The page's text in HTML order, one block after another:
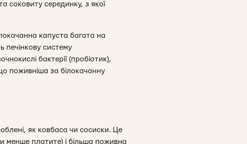
соковиту серединку, з якої
капуста багата на
печінкову систему
бактерії (пробіотик),
поживніша за білокачанну
як ковбаса чи сосиски. Це
менше платите) і більша поживна